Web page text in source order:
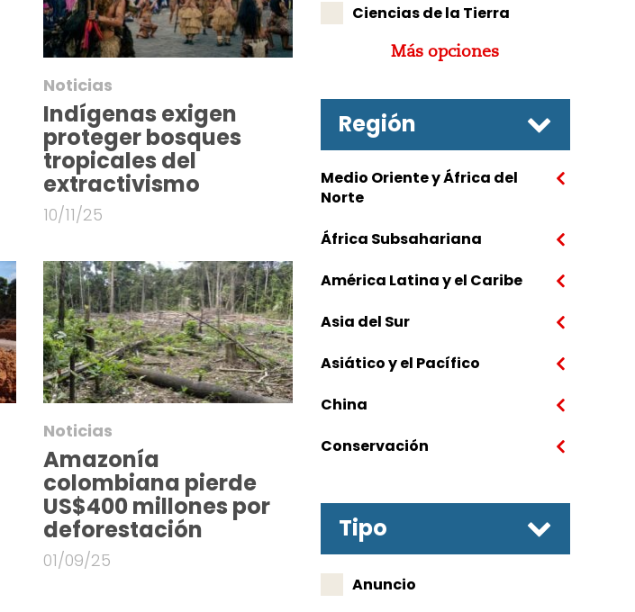
Noticias
Indígenas exigen
proteger bosques
tropicales del
extractivismo
10/11/25
Noticias
Amazonía
colombiana pierde
US$400 millones por
deforestación
01/09/25
Ciencias de la Tierra
Más opciones
Región
Medio Oriente y África del
Norte
África Subsahariana
América Latina y el Caribe
Asia del Sur
Asiático y el Pacífico
China
Conservación
Tipo
Anuncio